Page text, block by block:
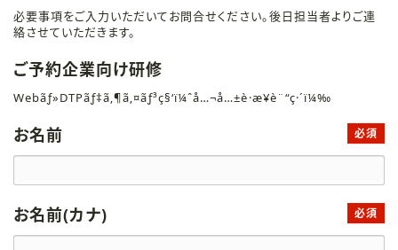
必要事項をご入力いただいてお問合せください。後日担当者よりご連
絡させていただきます。
ご予約企業向け研修
Webãƒ»DTPãƒ‡ã‚¶ã‚¤ãƒ³ç§‘ï¼ˆå…¬å…±è·æ¥­è¨“ç·´ï¼‰
お名前 必須
お名前(カナ) 必須